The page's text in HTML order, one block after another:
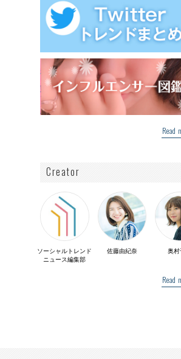
Read
Creator
ソーシャルトレンド
ニュース編集部
佐藤由紀奈 奥村
Read